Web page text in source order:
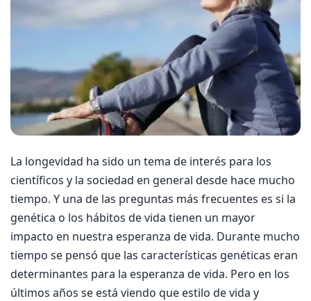
La longevidad ha sido un tema de interés para los
científicos y la sociedad en general desde hace mucho
tiempo. Y una de las preguntas más frecuentes es si la
genética o los hábitos de vida tienen un mayor
impacto en nuestra esperanza de vida. Durante mucho
tiempo se pensó que las características genéticas eran
determinantes para la esperanza de vida. Pero en los
últimos años se está viendo que estilo de vida y